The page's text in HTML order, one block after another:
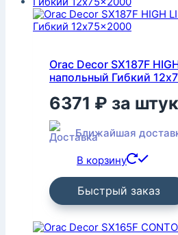
Orac Decor SX187F
напольный Гибкий
6371 ₽ за
Ближайшая
В корзину
Быстрый заказ